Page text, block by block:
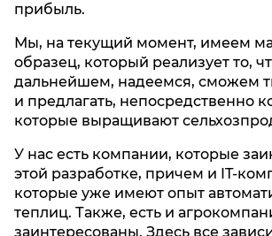
прибыль.
Мы, на текущий момент, имеем
образец, который реализует то,
дальнейшем, надеемся, сможем
и предлагать, непосредственно
которые выращивают
У нас есть компании, которые
этой разработке, причем и IT-
которые уже имеют опыт
теплиц. Также, есть и
заинтересованы. Здесь все